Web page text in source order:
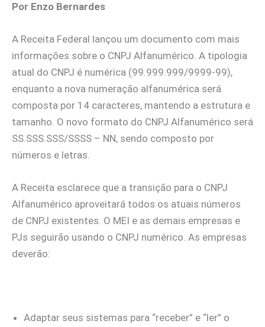
Por Enzo Bernardes
A Receita Federal lançou um documento com mais
informações sobre o CNPJ Alfanumérico. A tipologia
atual do CNPJ é numérica (99.999.999/9999-99),
enquanto a nova numeração alfanumérica será
composta por 14 caracteres, mantendo a estrutura e
tamanho. O novo formato do CNPJ Alfanumérico será
SS.SSS.SSS/SSSS – NN, sendo composto por
números e letras.
A Receita esclarece que a transição para o CNPJ
Alfanumérico aproveitará todos os atuais números
de CNPJ existentes. O MEI e as demais empresas e
PJs seguirão usando o CNPJ numérico. As empresas
deverão:
Adaptar seus sistemas para “receber” e “ler” o